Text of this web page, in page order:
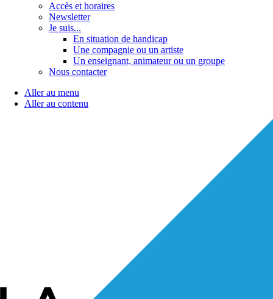
Accès et horaires
Newsletter
Je suis...
En situation de handicap
Une compagnie ou un artiste
Un enseignant, animateur ou un groupe
Nous contacter
Aller au menu
Aller au contenu